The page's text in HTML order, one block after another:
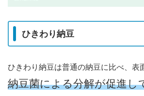
ひきわり納豆
ひきわり納豆は普通の納豆に比べ、表
納豆菌による分解が促進し